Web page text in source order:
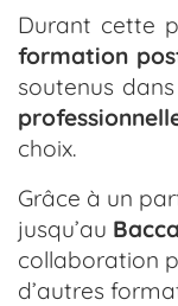
Durant cette
formation
soutenus
choix.
Grâce à un
jusqu’au
collaboration
d’autres